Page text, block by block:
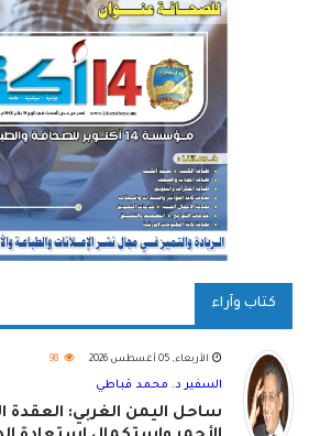
كتاب وآراء
الأربعاء, 05 أغسطس 2026 98
السفير د. محمد قباطي
ساحل اليمن الغربي: العقدة